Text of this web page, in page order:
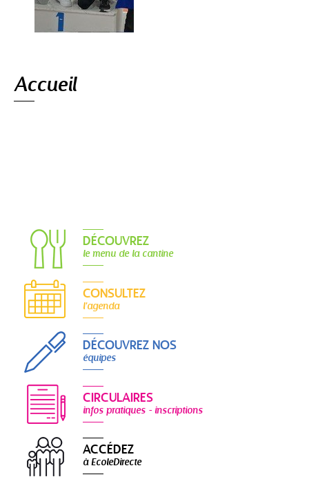
Accueil
DÉCOUVREZ
le menu de la cantine
CONSULTEZ
l'agenda
DÉCOUVREZ NOS
équipes
CIRCULAIRES
infos pratiques - inscriptions
ACCÉDEZ
à EcoleDirecte